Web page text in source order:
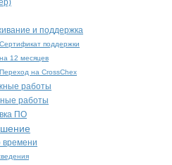
и поддержка
Сертификат поддержки
на 12 месяцев
Переход на CrossChex
работы
работы
ПО
времени